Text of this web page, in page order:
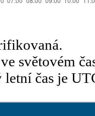
světovém
letní čas je